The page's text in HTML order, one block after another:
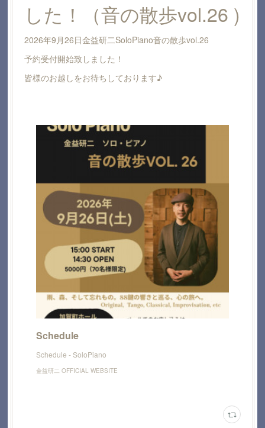
した！（音の散歩vol.26 )
2026年9月26日金益研二SoloPiano音の散歩vol.26
予約受付開始致しました！
皆様のお越しをお待ちしております♪
Schedule
Schedule - SoloPiano
金益研二 OFFICIAL WEBSITE